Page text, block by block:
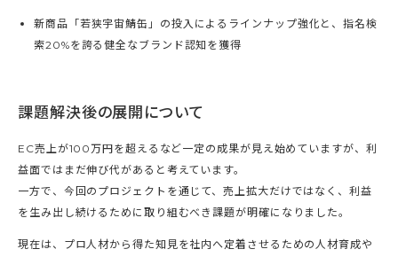
新商品「若狭宇宙鯖缶」の投入によるラインナップ強化と、指名検
索20%を誇る健全なブランド認知を獲得
課題解決後の展開について
EC売上が100万円を超えるなど一定の成果が見え始めていますが、利
益面ではまだ伸び代があると考えています。
一方で、今回のプロジェクトを通じて、売上拡大だけではなく、利益
を生み出し続けるために取り組むべき課題が明確になりました。
現在は、プロ人材から得た知見を社内へ定着させるための人材育成や